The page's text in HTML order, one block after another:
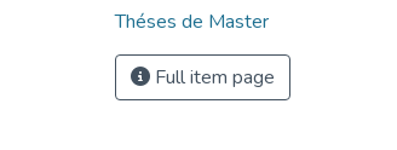
Théses de Master
Full item page